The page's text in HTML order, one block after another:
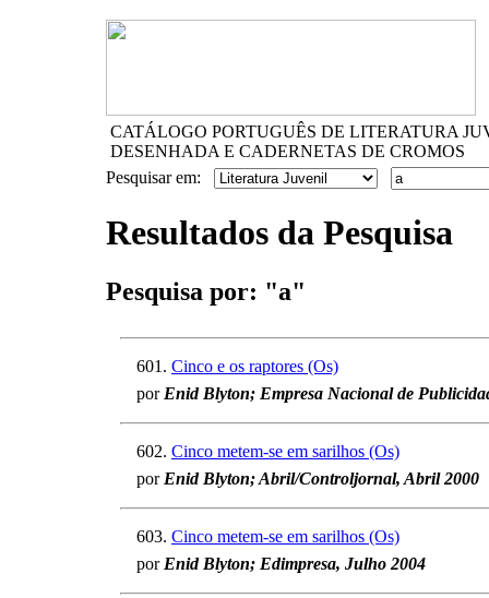
CATÁLOGO PORTUGUÊS DE LITERATURA
DESENHADA E CADERNETAS DE CROMOS
Pesquisar em:
Resultados da Pesquisa
Pesquisa por: "a"
601. Cinco e os raptores (Os)
por Enid Blyton; Empresa Nacional de
602. Cinco metem-se em sarilhos (Os)
por Enid Blyton; Abril/Controljornal, Abril 2000
603. Cinco metem-se em sarilhos (Os)
por Enid Blyton; Edimpresa, Julho 2004